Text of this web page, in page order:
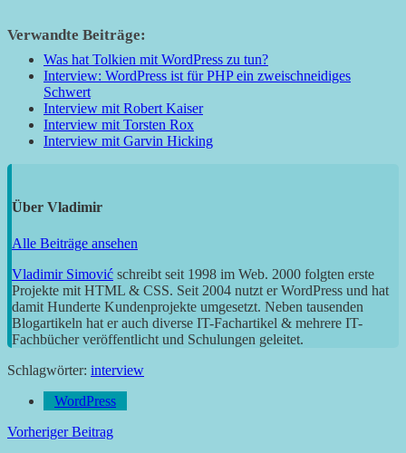
Verwandte Beiträge:
Was hat Tolkien mit WordPress zu tun?
Interview: WordPress ist für PHP ein zweischneidiges
Schwert
Interview mit Robert Kaiser
Interview mit Torsten Rox
Interview mit Garvin Hicking
Über Vladimir
Alle Beiträge ansehen
Vladimir Simović schreibt seit 1998 im Web. 2000 folgten erste
Projekte mit HTML & CSS. Seit 2004 nutzt er WordPress und hat
damit Hunderte Kundenprojekte umgesetzt. Neben tausenden
Blogartikeln hat er auch diverse IT-Fachartikel & mehrere IT-
Fachbücher veröffentlicht und Schulungen geleitet.
Schlagwörter: interview
WordPress
Beitragsnavigation
Vorheriger Beitrag